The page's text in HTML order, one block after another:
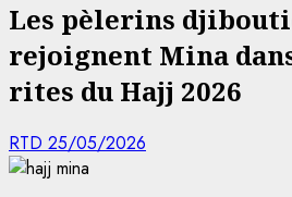
Les pèlerins
rejoignent Mina
rites du Hajj 2026
RTD 25/05/2026